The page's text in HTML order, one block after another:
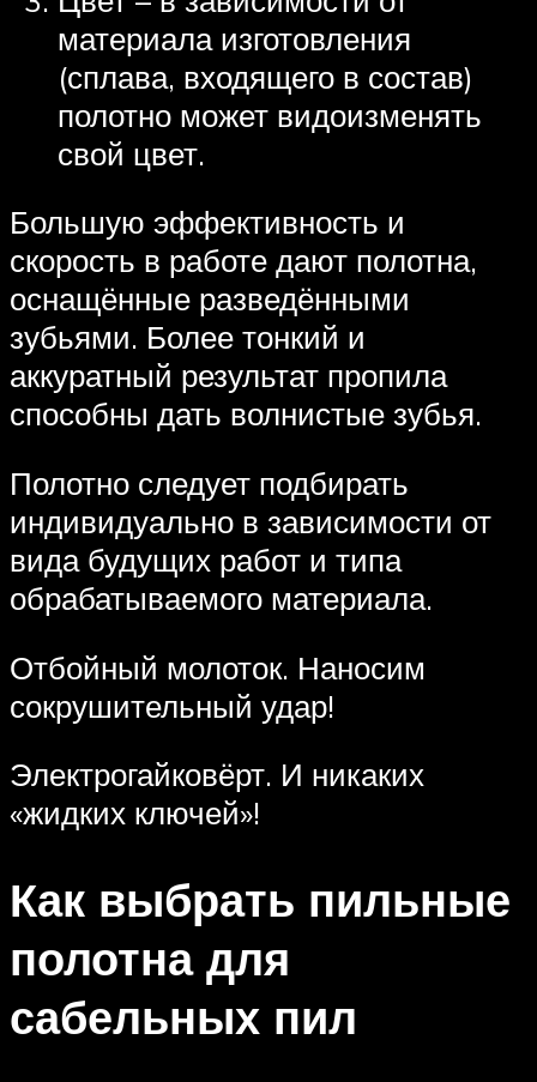
материала изготовления
(сплава, входящего в состав)
полотно может видоизменять
свой цвет.
Большую эффективность и
скорость в работе дают полотна,
оснащённые разведёнными
зубьями. Более тонкий и
аккуратный результат пропила
способны дать волнистые зубья.
Полотно следует подбирать
индивидуально в зависимости от
вида будущих работ и типа
обрабатываемого материала.
Отбойный молоток. Наносим
сокрушительный удар!
Электрогайковёрт. И никаких
«жидких ключей»!
Как выбрать пильные
полотна для
сабельных пил